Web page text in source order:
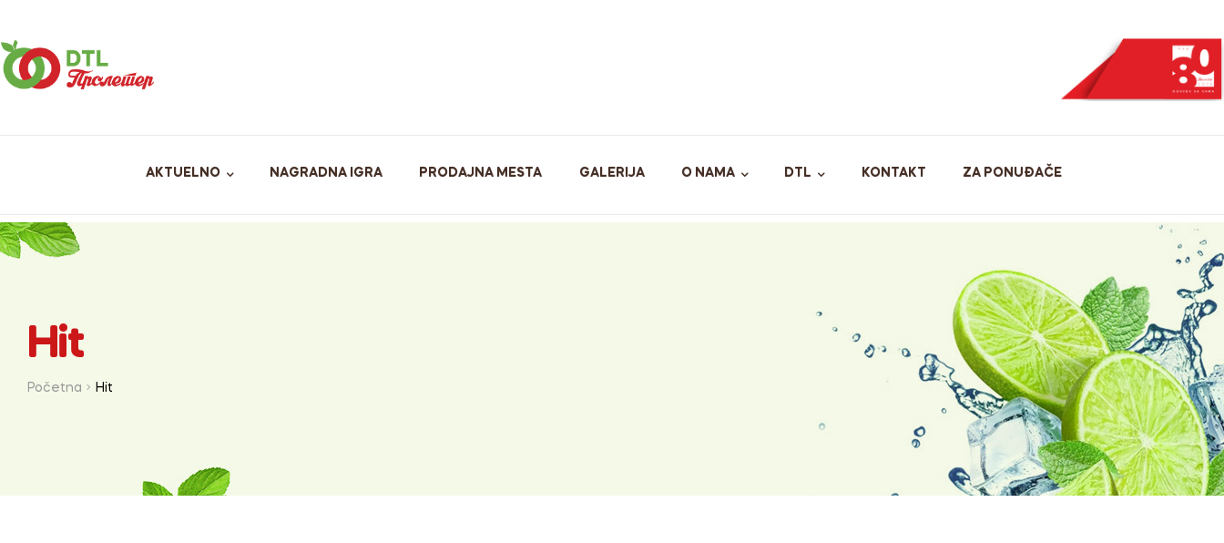
AKTUELNO NAGRADNA IGRA PRODAJNA MESTA GALERIJA O NAMA DTL KONTAKT ZA PONUĐAČE
Hit
Početna Hit